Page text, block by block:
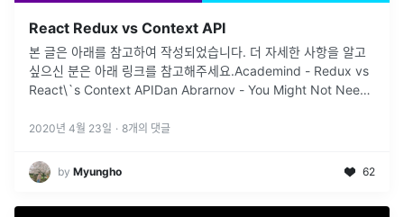
React Redux vs Context API
본 글은 아래를 참고하여 작성되었습니다. 더 자세한 사항을 알고
싶으신 분은 아래 링크를 참고해주세요.Academind - Redux vs
React\`s Context APIDan Abrarnov - You Might Not Need
2020년 4월 23일 · 8개의 댓글
by Myungho 62